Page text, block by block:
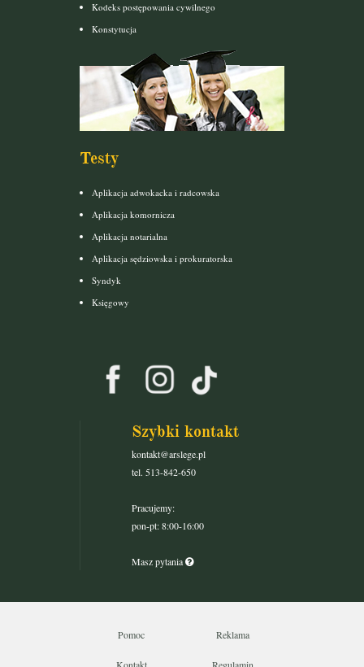
Kodeks postępowania cywilnego
Konstytucja
Testy
Aplikacja adwokacka i radcowska
Aplikacja komornicza
Aplikacja notarialna
Aplikacja sędziowska i prokuratorska
Syndyk
Księgowy
Szybki kontakt
kontakt@arslege.pl
tel. 513-842-650
Pracujemy:
pon-pt: 8:00-16:00
Masz pytania
Pomoc Reklama